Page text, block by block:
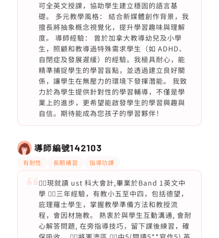
可全英文授課，協助學生建立穩固的語言基
礎。 多元教學風格： 結合新媒體創作背景，我
擅長將抽象概念視覺化，提升學習趣味與理解
度。 導師經驗： 曾於加拿大教導幼兒及小學
生，照顧和教導過特殊需求學生（如 ADHD、
自閉症及發展遲緩）的經驗。我極具耐心，能
精準捕捉學生的學習盲點，並透過建立良好關
係，讓學生在無壓力的環境下發揮潛能。 我致
力於為學生提供針對性的學習輔導，不僅是學
業上的進步，更希望能啟發學生的學習興趣與
自信。期待能成為您孩子的學習夥伴！
導師編號142103
有耐性 長期補習 指導功課
🙆‍♀️現就讀 ust 科大會計,畢業於Band 1英文中
學 🙆‍♀️三年經驗，有教小五至中四，包括德望，
庇理羅士學生，掌握教學準備方法和教授流
程，會因材施教。 熱衷於與學生互動溝通, 會耐
心解答問題, 在旁指導技巧，留下課後練習，確